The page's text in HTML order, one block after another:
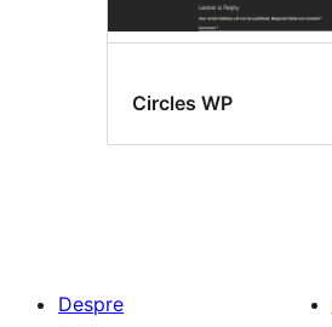
Circles WP
Despre